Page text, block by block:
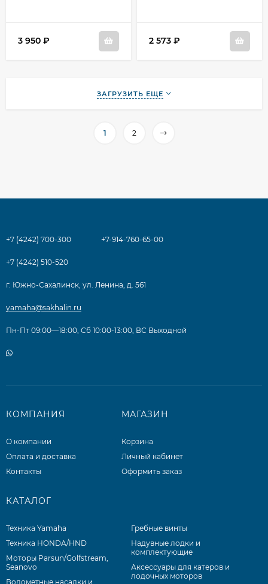
3 950 ₽ 2 573 ₽
ЗАГРУЗИТЬ ЕЩЕ
1 2
+7 (4242) 700-300 +7-914-760-65-00
+7 (4242) 510-520
г. Южно-Сахалинск, ул. Ленина, д. 561
yamaha@sakhalin.ru
Пн-Пт 09:00—18:00, Сб 10:00-13:00, ВС Выходной
КОМПАНИЯ
О компании
Оплата и доставка
Контакты
МАГАЗИН
Корзина
Личный кабинет
Оформить заказ
КАТАЛОГ
Техника Yamaha
Техника HONDA/HND
Моторы Parsun/Golfstream,
Seanovo
Водометные насадки и
Гребные винты
Надувные лодки и
комплектующие
Аксессуары для катеров и
лодочных моторов